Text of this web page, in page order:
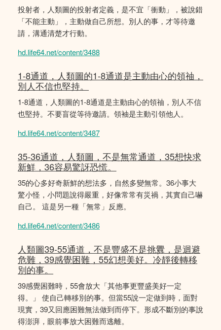
投射者，人類圖的投射者定義，是不宜「衝動」，被說錯
「不能主動」，主動做自己所想。別人的事，才等待邀
請，溝通清楚才行動。
hd.life64.net/content/3488
1-8通道，人類圖的1-8通道是主動由心的領䄂，
別人不信也堅持。
1-8通道，人類圖的1-8通道是主動由心的領䄂，別人不信
也堅持。不要盲從等待邀請。領袖是主動引領他人。
hd.life64.net/content/3487
35-36通道，人類圖，不是無常通道，35想快求
新鮮，36容易驚訝恐慌。
35的心多好奇新鮮的想法多，自然多變無常。36小事大
驚小怪，小問題說得嚴重，好像常常有災禍，其實自己嚇
自己。 這是另一種「無常」反應。
hd.life64.net/content/3486
人類圖39-55通道，不是豐盛不是挑釁，是迴避
危難，39感覺困難，55幻想美好。冷靜後轉移
別的事。
39感覺困難時，55會放大「其他事更豐盛美好一定
得。」 使自己轉移別的事。但當55說一定做到時，面對
現實，39又回應困難無法做到而停下。形成不斷別的事說
得澎湃，眼前事放大困難而逃離。